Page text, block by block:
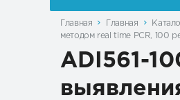
Главная Главная
методом real time PCR, 100
ADI561-